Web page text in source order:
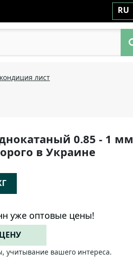
RU
лист
0.85 - 1 мм
в Украине
уже оптовые цены!
учитывание вашего интереса.